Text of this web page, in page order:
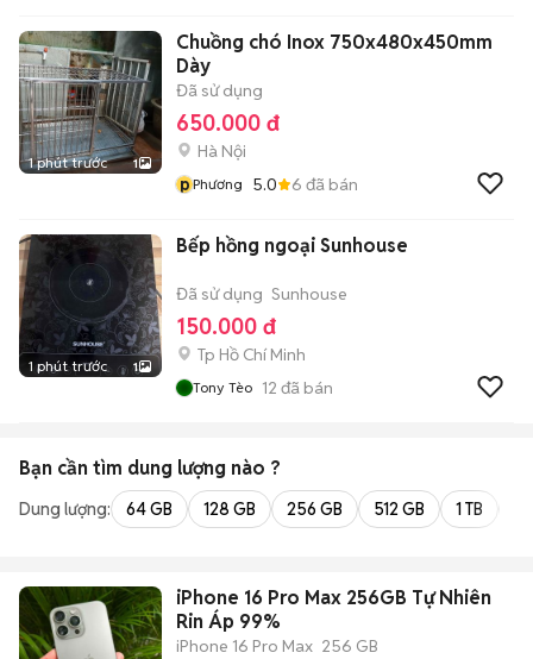
1 phút trước 1
Chuồng chó Inox 750x480x450mm
Dày
Đã sử dụng
650.000 đ
Hà Nội
pPhương 5.0 6 đã bán
1 phút trước 1
Bếp hồng ngoại Sunhouse
Đã sử dụng Sunhouse
150.000 đ
Tp Hồ Chí Minh
Tony Tèo 12 đã bán
Bạn cần tìm dung lượng nào ?
Dung lượng: 64 GB 128 GB 256 GB 512 GB 1 TB
iPhone 16 Pro Max 256GB Tự Nhiên
Rin Áp 99%
iPhone 16 Pro Max 256 GB